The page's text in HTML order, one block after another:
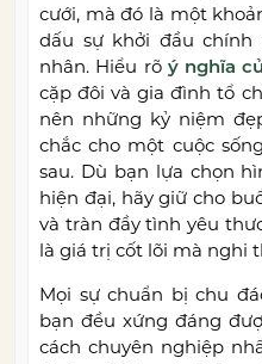
cưới, mà đó là một
dấu sự khởi đầu
nhân. Hiểu rõ ý nghĩa
cặp đôi và gia đình tổ
nên những kỷ niệm
chắc cho một cuộc
sau. Dù bạn lựa chọn
hiện đại, hãy giữ cho
và tràn đầy tình yêu
là giá trị cốt lõi mà nghi
Mọi sự chuẩn bị chu
bạn đều xứng đáng
cách chuyên nghiệp